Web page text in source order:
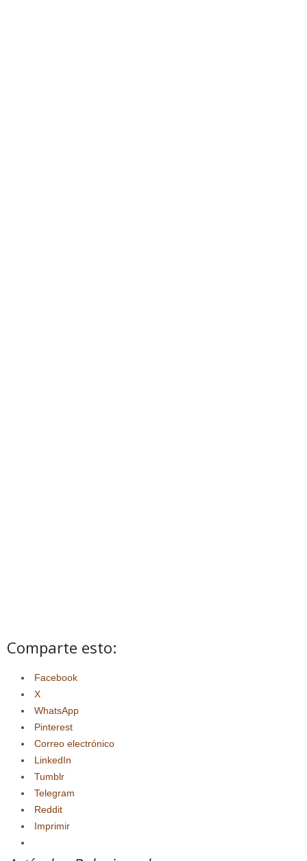
Comparte esto:
Facebook
X
WhatsApp
Pinterest
Correo electrónico
LinkedIn
Tumblr
Telegram
Reddit
Imprimir